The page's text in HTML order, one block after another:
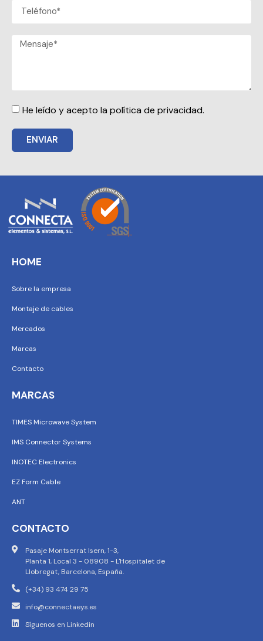
He leído y acepto la política de privacidad.
ENVIAR
HOME
Sobre la empresa
Montaje de cables
Mercados
Marcas
Contacto
MARCAS
TIMES Microwave System
IMS Connector Systems
INOTEC Electronics
EZ Form Cable
ANT
CONTACTO
Pasaje Montserrat Isern, 1-3,
Planta 1, Local 3 - 08908 - L'Hospitalet de
Llobregat, Barcelona, España.
(+34) 93 474 29 75
info@connectaeys.es
Síguenos en Linkedin